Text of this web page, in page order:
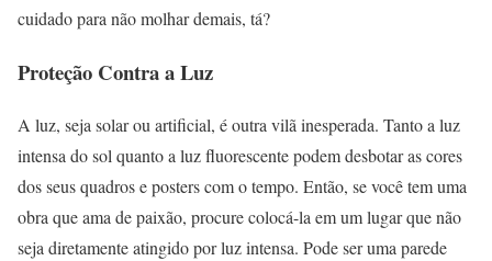
cuidado para não molhar demais, tá?
Proteção Contra a Luz
A luz, seja solar ou artificial, é outra vilã inesperada. Tanto a luz
intensa do sol quanto a luz fluorescente podem desbotar as cores
dos seus quadros e posters com o tempo. Então, se você tem uma
obra que ama de paixão, procure colocá-la em um lugar que não
seja diretamente atingido por luz intensa. Pode ser uma parede